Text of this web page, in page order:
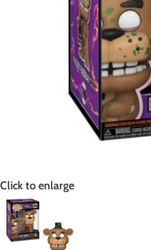
Click to enlarge